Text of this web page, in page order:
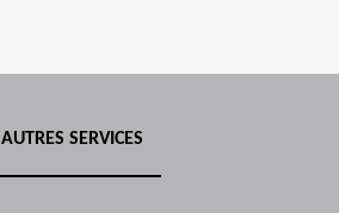
AUTRES SERVICES